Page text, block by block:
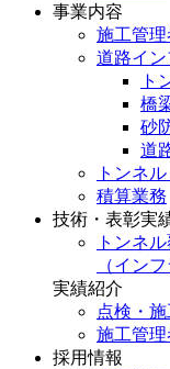
事業内容
施工管
道路イ
ト
橋
砂
道
トンネ
積算業務
技術・表彰実
トンネ
（イン
実績紹介
点検・
施工管
採用情報